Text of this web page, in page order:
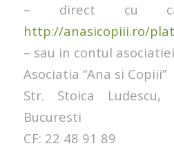
– direct cu
http://anasicopiii.ro/
– sau in contul
Asociatia “Ana si Copiii”
Str. Stoica
Bucuresti
CF: 22 48 91 89